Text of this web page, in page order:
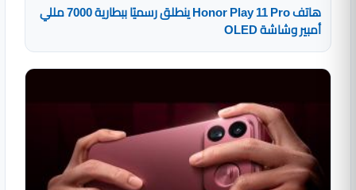
هاتف Honor Play 11 Pro ينطلق رسميًا ببطارية 7000 مللي
أمبير وشاشة OLED